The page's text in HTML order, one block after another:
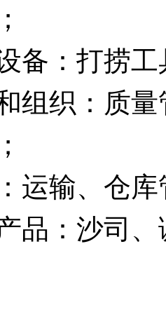
备：打捞
组织：质
运输、仓
品：沙司